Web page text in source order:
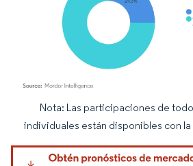
Imagen © Mordor Intelligence. El uso requiere
Nota: Las participaciones de
individuales están disponibles con